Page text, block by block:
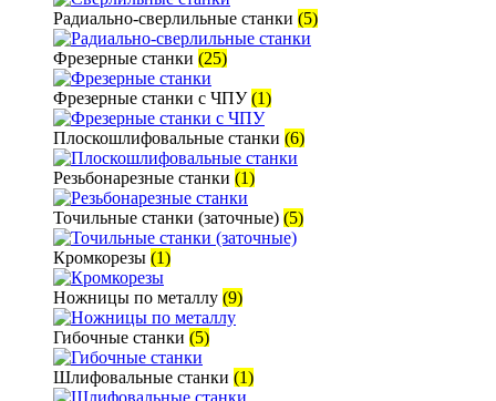
Радиально-сверлильные станки (5)
Фрезерные станки (25)
Фрезерные станки с ЧПУ(1)
Плоскошлифовальные станки (6)
Резьбонарезные станки (1)
Точильные станки (заточные) (5)
Кромкорезы (1)
Ножницы по металлу (9)
Гибочные станки (5)
Шлифовальные станки (1)